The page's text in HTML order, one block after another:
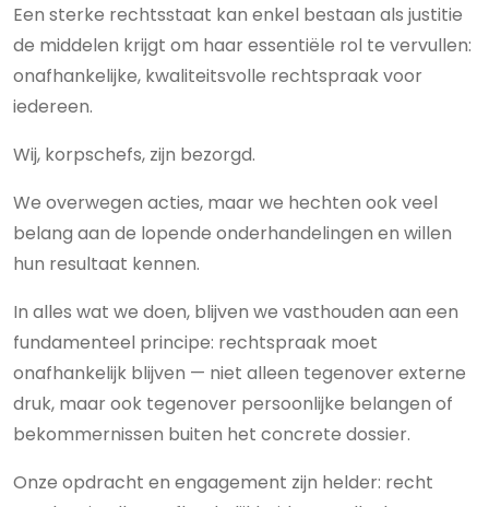
Een sterke rechtsstaat kan enkel bestaan als justitie
de middelen krijgt om haar essentiële rol te vervullen:
onafhankelijke, kwaliteitsvolle rechtspraak voor
iedereen.
Wij, korpschefs, zijn bezorgd.
We overwegen acties, maar we hechten ook veel
belang aan de lopende onderhandelingen en willen
hun resultaat kennen.
In alles wat we doen, blijven we vasthouden aan een
fundamenteel principe: rechtspraak moet
onafhankelijk blijven — niet alleen tegenover externe
druk, maar ook tegenover persoonlijke belangen of
bekommernissen buiten het concrete dossier.
Onze opdracht en engagement zijn helder: recht